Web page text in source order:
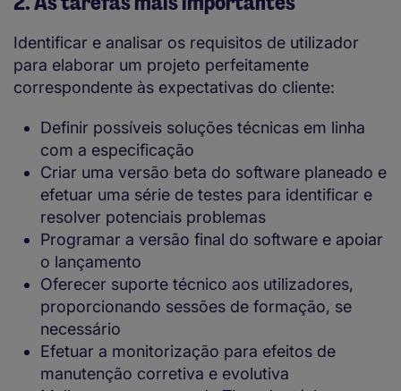
Identificar e analisar os requisitos de utilizador
para elaborar um projeto perfeitamente
correspondente às expectativas do cliente:
Definir possíveis soluções técnicas em linha
com a especificação
Criar uma versão beta do software planeado e
efetuar uma série de testes para identificar e
resolver potenciais problemas
Programar a versão final do software e apoiar
o lançamento
Oferecer suporte técnico aos utilizadores,
proporcionando sessões de formação, se
necessário
Efetuar a monitorização para efeitos de
manutenção corretiva e evolutiva